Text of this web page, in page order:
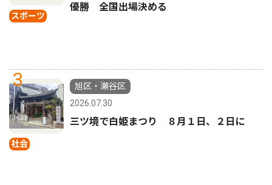
スポーツ
優勝 全国出場決める
3
社会
旭区・瀬谷区
2026.07.30
三ツ境で白姫まつり ８月１日、２日に